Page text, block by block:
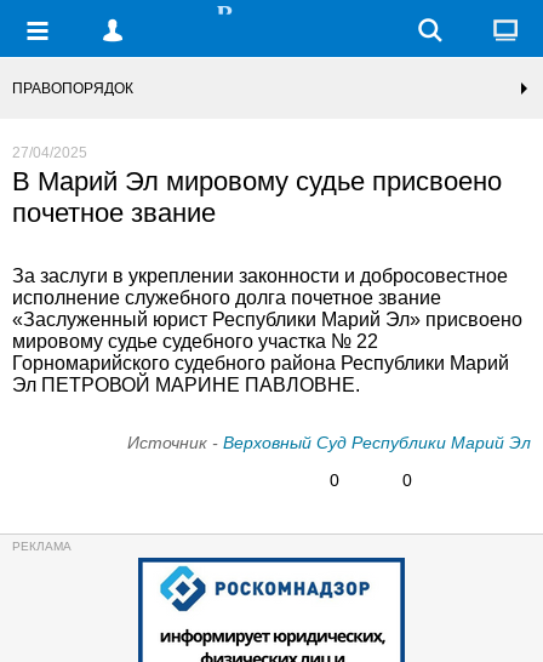
ПРАВОПОРЯДОК
27/04/2025
В Марий Эл мировому судье присвоено
почетное звание
За заслуги в укреплении законности и добросовестное
исполнение служебного долга почетное звание
«Заслуженный юрист Республики Марий Эл» присвоено
мировому судье судебного участка № 22
Горномарийского судебного района Республики Марий
Эл ПЕТРОВОЙ МАРИНЕ ПАВЛОВНЕ.
Источник - Верховный Суд Республики Марий Эл
0
0